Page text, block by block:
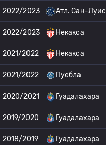
2022/2023 Атл. Сан-Луис
2022/2023 Некакса
2021/2022 Некакса
2021/2022 Пуебла
2020/2021 Гуадалахара
2019/2020 Гуадалахара
2018/2019 Гуадалахара